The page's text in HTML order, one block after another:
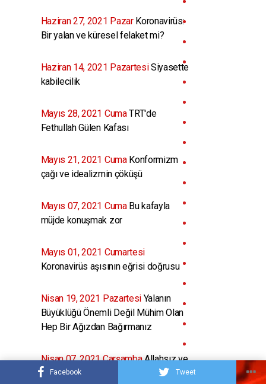
Facebook Tweet
Haziran 27, 2021 PazarKoronavirüs:
Bir yalan ve küresel felaket mi?
Haziran 14, 2021 PazartesiSiyasette
kabilecilik
Mayıs 28, 2021 CumaTRT'de
Fethullah Gülen Kafası
Mayıs 21, 2021 CumaKonformizm
çağı ve idealizmin çöküşü
Mayıs 07, 2021 CumaBu kafayla
müjde konuşmak zor
Mayıs 01, 2021 Cumartesi
Koronavirüs aşısının eğrisi doğrusu
Nisan 19, 2021 PazartesiYalanın
Büyüklüğü Önemli Değil Mühim Olan
Hep Bir Ağızdan Bağırmanız
Nisan 07, 2021 ÇarşambaAllahsız ve
Peygambersiz bir İslam hülyası